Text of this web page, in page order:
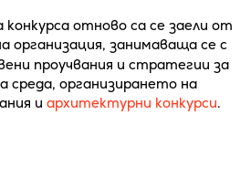
отново са се заели от
организация, занимаваща се с
проучвания и стратегии за
среда, организирането на
и архитектурни конкурси.